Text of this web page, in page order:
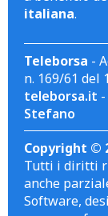
italiana.
Teleborsa -
n. 169/61 del
teleborsa.it
Stefano
Copyright ©
Tutti i diritti
anche
Software,